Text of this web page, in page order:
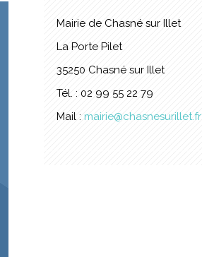
Mairie de Chasné sur Illet
La Porte Pilet
35250 Chasné sur Illet
Tél. : 02 99 55 22 79
Mail : mairie@chasnesurillet.fr